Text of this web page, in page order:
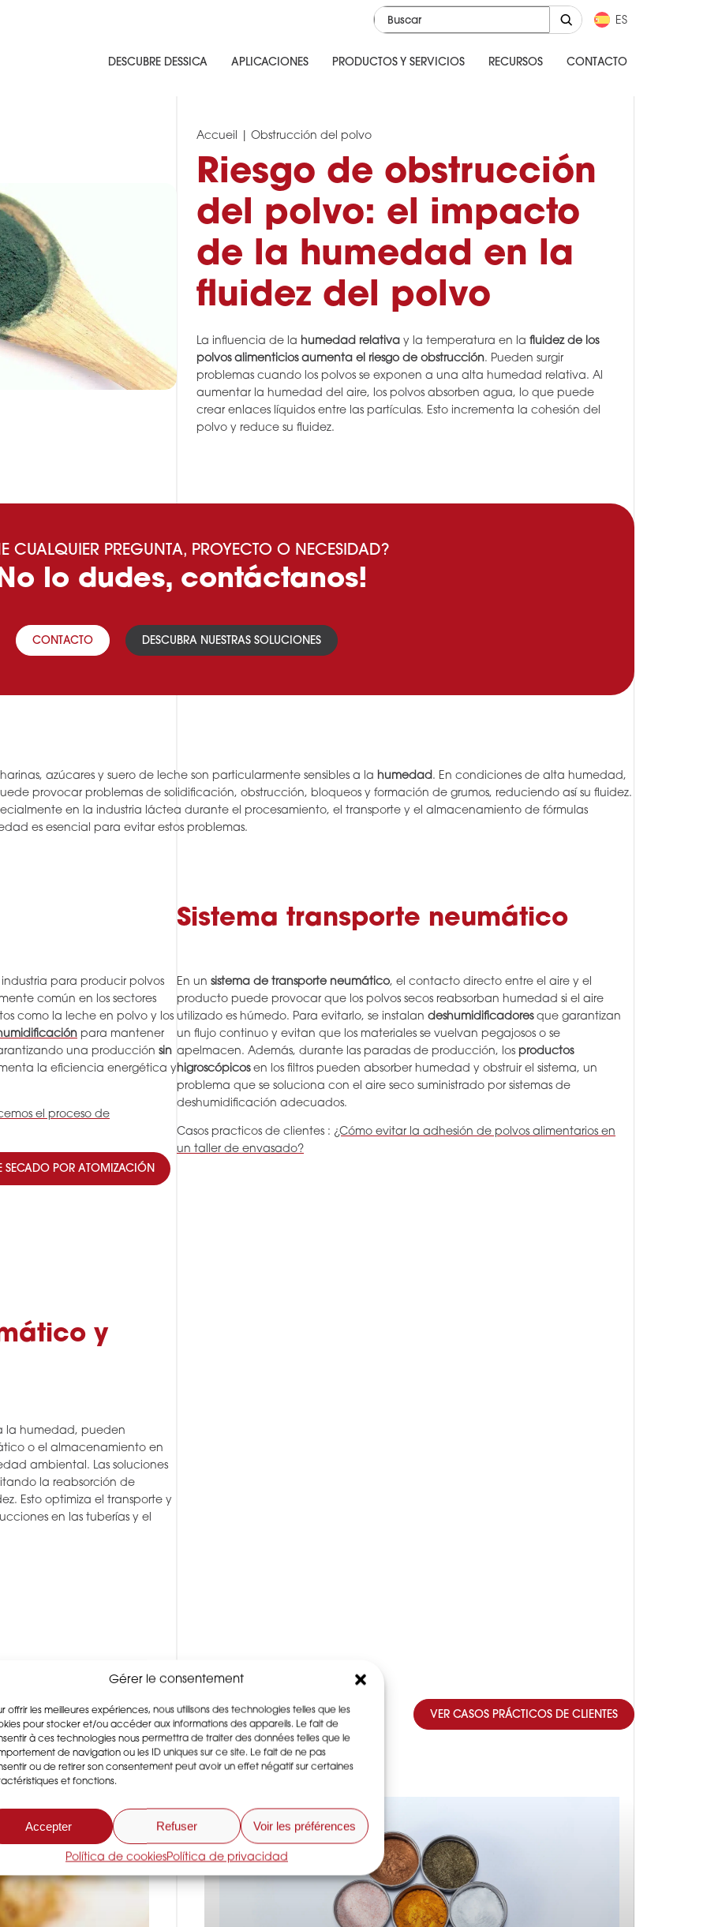
Gérer le consentement
offrir les meilleures expériences, nous utilisons des technologies telles que les
pour stocker et/ou accéder aux informations des appareils. Le fait de
à ces technologies nous permettra de traiter des données telles que le
de navigation ou les ID uniques sur ce site. Le fait de ne pas
ou de retirer son consentement peut avoir un effet négatif sur certaines
et fonctions.
Accepter Refuser Voir les préférences
Política de cookiesPolítica de privacidad
ES
DESCUBRE DESSICA APLICACIONES PRODUCTOS Y SERVICIOS RECURSOS CONTACTO
Accueil Obstrucción del polvo
Riesgo de obstrucción
del polvo: el impacto
de la humedad en la
fluidez del polvo
La influencia de la humedad relativa y la temperatura en la fluidez de los
polvos alimenticios aumenta el riesgo de obstrucción. Pueden surgir
problemas cuando los polvos se exponen a una alta humedad relativa. Al
aumentar la humedad del aire, los polvos absorben agua, lo que puede
crear enlaces líquidos entre las partículas. Esto incrementa la cohesión del
polvo y reduce su fluidez.
CUALQUIER PREGUNTA, PROYECTO O NECESIDAD?
lo dudes, contáctanos!
CONTACTO DESCUBRA NUESTRAS SOLUCIONES
azúcares y suero de leche son particularmente sensibles a la humedad. En condiciones de alta humedad,
provocar problemas de solidificación, obstrucción, bloqueos y formación de grumos, reduciendo así su fluidez.
en la industria láctea durante el procesamiento, el transporte y el almacenamiento de fórmulas
es esencial para evitar estos problemas.
para producir polvos
común en los sectores
como la leche en polvo y los
para mantener
una producción sin
la eficiencia energética y
el proceso de
SECADO POR ATOMIZACIÓN
Sistema transporte neumático
En un sistema de transporte neumático, el contacto directo entre el aire y el
producto puede provocar que los polvos secos reabsorban humedad si el aire
utilizado es húmedo. Para evitarlo, se instalan deshumidificadoresque garantizan
un flujo continuo y evitan que los materiales se vuelvan pegajosos o se
apelmacen. Además, durante las paradas de producción, los productos
higroscópicosen los filtros pueden absorber humedad y obstruir el sistema, un
problema que se soluciona con el aire seco suministrado por sistemas de
deshumidificación adecuados.
Casos practicos de clientes : ¿Cómo evitar la adhesión de polvos alimentarios en
un taller de envasado?
y
la humedad, pueden
o el almacenamiento en
ambiental. Las soluciones
la reabsorción de
Esto optimiza el transporte y
en las tuberías y el
de VER CASOS PRÁCTICOS DE CLIENTES